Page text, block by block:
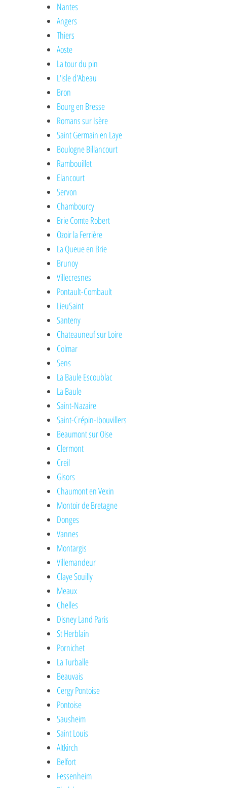
Nantes
Angers
Thiers
Aoste
La tour du pin
L'isle d'Abeau
Bron
Bourg en Bresse
Romans sur Isère
Saint Germain en Laye
Boulogne Billancourt
Rambouillet
Elancourt
Servon
Chambourcy
Brie Comte Robert
Ozoir la Ferrière
La Queue en Brie
Brunoy
Villecresnes
Pontault-Combault
LieuSaint
Santeny
Chateauneuf sur Loire
Colmar
Sens
La Baule Escoublac
La Baule
Saint-Nazaire
Saint-Crépin-Ibouvillers
Beaumont sur Oise
Clermont
Creil
Gisors
Chaumont en Vexin
Montoir de Bretagne
Donges
Vannes
Montargis
Villemandeur
Claye Souilly
Meaux
Chelles
Disney Land Paris
St Herblain
Pornichet
La Turballe
Beauvais
Cergy Pontoise
Pontoise
Sausheim
Saint Louis
Altkirch
Belfort
Fessenheim